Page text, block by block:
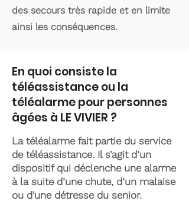
des secours très rapide et en limite
ainsi les conséquences.
En quoi consiste la
téléassistance ou la
téléalarme pour personnes
âgées à LE VIVIER ?
La téléalarme fait partie du service
de téléassistance. Il s’agit d’un
dispositif qui déclenche une alarme
à la suite d’une chute, d’un malaise
ou d'une détresse du senior.